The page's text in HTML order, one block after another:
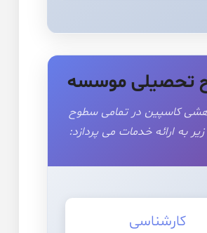
تحصیلی موسسه
کاسپین در تمامی سطوح
به ارائه خدمات می پردازد:
کارشناسی